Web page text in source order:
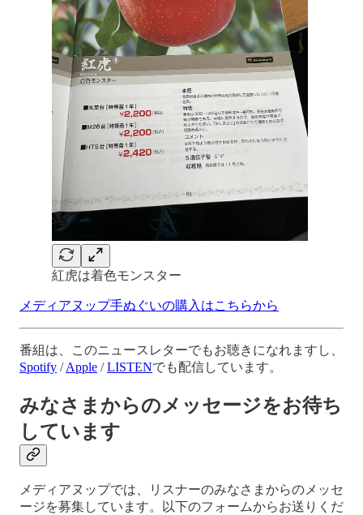
紅虎は着色モンスター
メディアヌップ手ぬぐいの購入はこちらから
番組は、このニュースレターでもお聴きになれますし、
Spotify /Apple /LISTENでも配信しています。
みなさまからのメッセージをお待ち
しています
メディアヌップでは、リスナーのみなさまからのメッセ
ージを募集しています。以下のフォームからお送りくだ